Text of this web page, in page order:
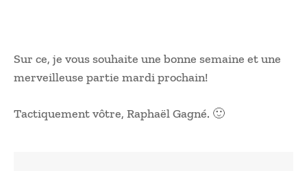
Sur ce, je vous souhaite une bonne semaine et une
merveilleuse partie mardi prochain!
Tactiquement vôtre, Raphaël Gagné. 🙂